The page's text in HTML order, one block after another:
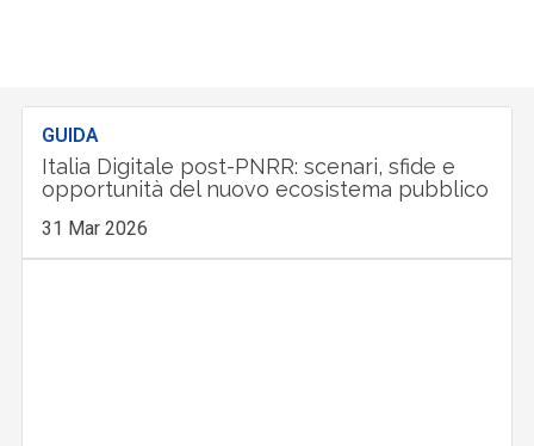
GUIDA
Italia Digitale post-PNRR: scenari, sfide e
opportunità del nuovo ecosistema pubblico
31 Mar 2026